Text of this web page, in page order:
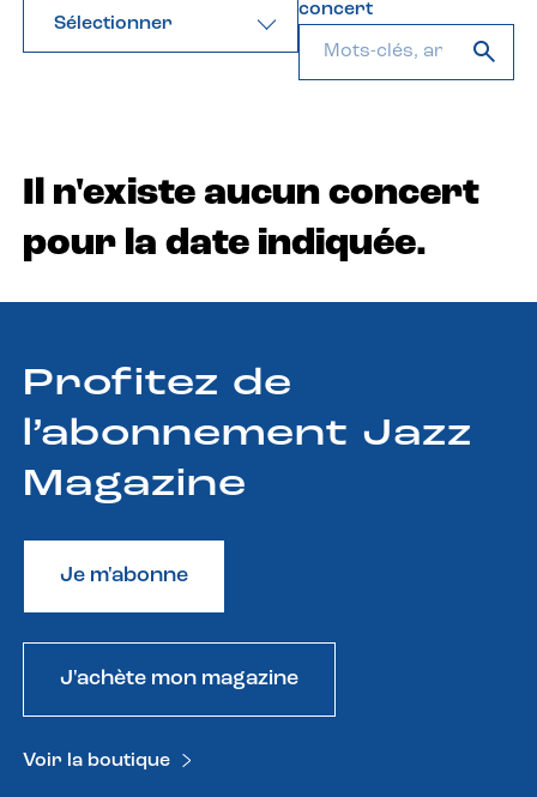
Sélectionner
concert
Il n'existe aucun concert
pour la date indiquée.
Profitez de
l’abonnement Jazz
Magazine
Je m'abonne
J'achète mon magazine
Voir la boutique